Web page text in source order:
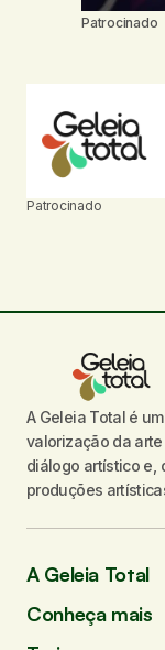
Patrocinado
Patrocinado
A Geleia Total é
valorização da
diálogo artístico e,
produções
A Geleia Total
Conheça mais